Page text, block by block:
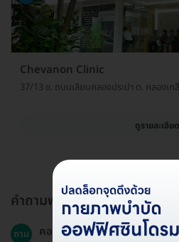
Chevanon Clinic
37/13 ซ. ถนนเลียบคลองประปา ต. คลองเ
ดูรายละเอียด
คำถามพบบ่อย
ถาม คอร์สทำกายภาพบำบัดคืออะไร?